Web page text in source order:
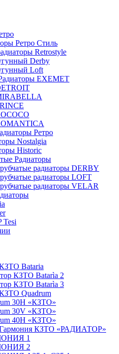
Ретро Стиль
Retrostyle
Derby
Loft
EXEMET
Ретро
Nostalgia
Historic
Радиаторы
радиаторы DERBY
радиаторы LOFT
радиаторы VELAR
Tesi
Bataria
КЗТО Batarìa 2
КЗТО Batarìa 3
Quadrum
30H «КЗТО»
30V «КЗТО»
40H «КЗТО»
Гармония КЗТО «РАДИАТОР»
1
2